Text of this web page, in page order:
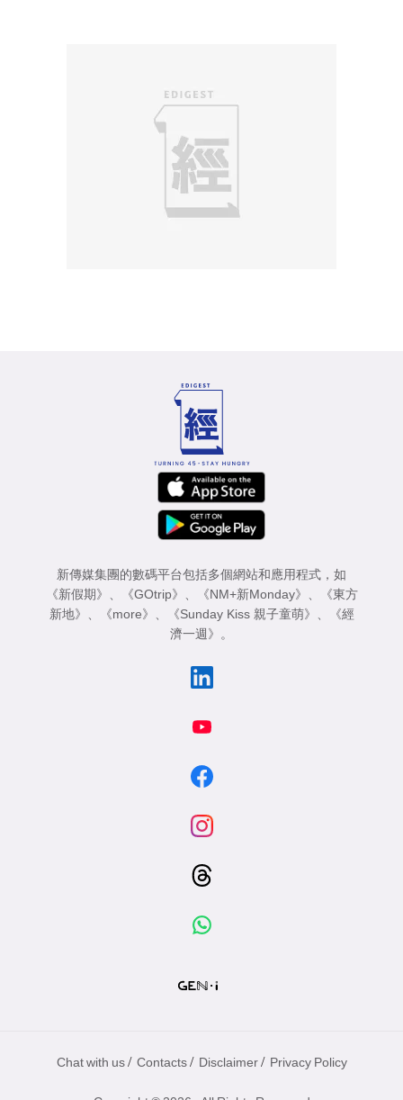
新傳媒集團的數碼平台包括多個網站和應用程式，如
《新假期》
《GOtrip》 《NM+新Monday》
《東方
新地》
《more》 《Sunday Kiss 親子童萌》
《經
濟一週》
。
Chat with us / Contacts / Disclaimer / Privacy Policy